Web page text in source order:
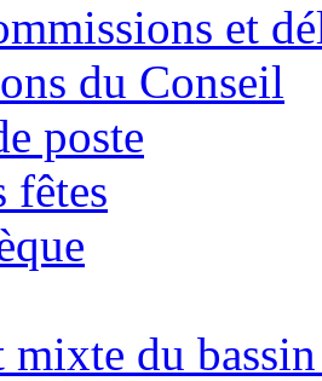
et
du Conseil
poste
fêtes
mixte du